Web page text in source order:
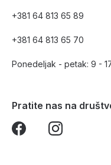
+381 64 813 65 89
+381 64 813 65 70
Ponedeljak - petak: 9 -
Pratite nas na